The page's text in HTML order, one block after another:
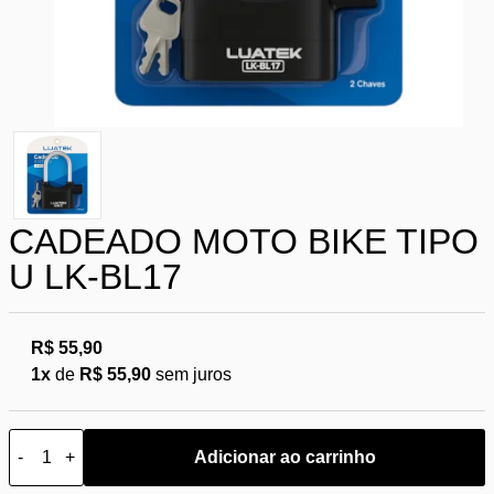
CADEADO MOTO BIKE TIPO
U LK-BL17
R$ 55,90
1x de R$ 55,90 sem juros
- + Adicionar ao carrinho